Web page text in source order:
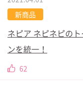
新商品
ネピア ネピネピの
ンを統一！
62